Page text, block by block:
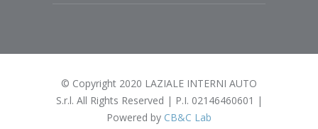
© Copyright 2020 LAZIALE INTERNI AUTO
S.r.l. All Rights Reserved | P.I. 02146460601 |
Powered by CB&C Lab